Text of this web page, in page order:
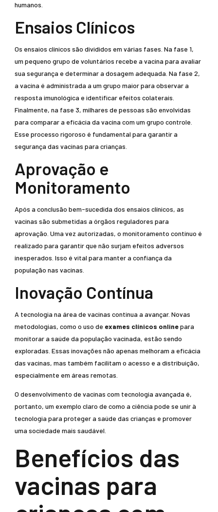
humanos.
Ensaios Clínicos
Os ensaios clínicos são divididos em várias fases. Na fase 1,
um pequeno grupo de voluntários recebe a vacina para avaliar
sua segurança e determinar a dosagem adequada. Na fase 2,
a vacina é administrada a um grupo maior para observar a
resposta imunológica e identificar efeitos colaterais.
Finalmente, na fase 3, milhares de pessoas são envolvidas
para comparar a eficácia da vacina com um grupo controle.
Esse processo rigoroso é fundamental para garantir a
segurança das vacinas para crianças.
Aprovação e
Monitoramento
Após a conclusão bem-sucedida dos ensaios clínicos, as
vacinas são submetidas a órgãos reguladores para
aprovação. Uma vez autorizadas, o monitoramento contínuo é
realizado para garantir que não surjam efeitos adversos
inesperados. Isso é vital para manter a confiança da
população nas vacinas.
Inovação Contínua
A tecnologia na área de vacinas continua a avançar. Novas
metodologias, como o uso de exames clínicos onlinepara
monitorar a saúde da população vacinada, estão sendo
exploradas. Essas inovações não apenas melhoram a eficácia
das vacinas, mas também facilitam o acesso e a distribuição,
especialmente em áreas remotas.
O desenvolvimento de vacinas com tecnologia avançada é,
portanto, um exemplo claro de como a ciência pode se unir à
tecnologia para proteger a saúde das crianças e promover
uma sociedade mais saudável.
Benefícios das
vacinas para